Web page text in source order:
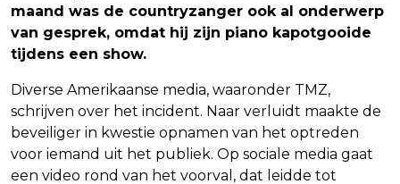
maand was de countryzanger ook al onderwerp
van gesprek, omdat hij zijn piano kapotgooide
tijdens een show.
Diverse Amerikaanse media, waaronder TMZ,
schrijven over het incident. Naar verluidt maakte de
beveiliger in kwestie opnamen van het optreden
voor iemand uit het publiek. Op sociale media gaat
een video rond van het voorval, dat leidde tot